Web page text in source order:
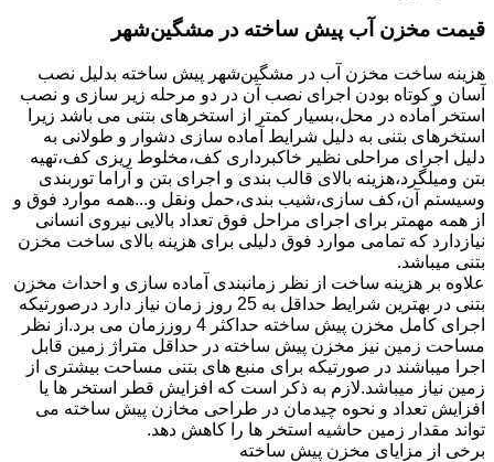
قیمت مخزن آب پیش ساخته در مشگین‌شهر
هزینه ساخت مخزن آب در مشگین‌شهر پیش ساخته بدلیل نصب
آسان و کوتاه بودن اجرای نصب آن در دو مرحله زیر سازی و نصب
استخر آماده در محل،بسیار کمتر از استخرهای بتنی می باشد زیرا
استخرهای بتنی به دلیل شرایط آماده سازی دشوار و طولانی به
دلیل اجرای مراحلی نظیر خاکبرداری کف،مخلوط ریزی کف،تهیه
بتن ومیلگرد،هزینه بالای قالب بندی و اجرای بتن و آراما توربندی
وسیستم آن،کف سازی،شیب بندی،حمل ونقل و...همه موارد فوق و
از همه مهمتر برای اجرای مراحل فوق تعداد بالایی نیروی انسانی
نیازدارد که تمامی موارد فوق دلیلی برای هزینه بالای ساخت مخزن
بتنی میباشد.
علاوه بر هزینه ساخت از نظر زمانبندی آماده سازی و احداث مخزن
بتنی در بهترین شرایط حداقل به 25 روز زمان نیاز دارد درصورتیکه
اجرای کامل مخزن پیش ساخته حداکثر 4 روززمان می برد.از نظر
مساحت زمین نیز مخزن پیش ساخته در حداقل متراژ زمین قابل
اجرا میباشند در صورتیکه برای منبع های بتنی مساحت بیشتری از
زمین نیاز میباشد.لازم به ذکر است که افزایش قطر استخر ها یا
افزایش تعداد و نحوه چیدمان در طراحی مخازن پیش ساخته می
تواند مقدار زمین حاشیه استخر ها را کاهش دهد.
برخی از مزایای مخزن پیش ساخته